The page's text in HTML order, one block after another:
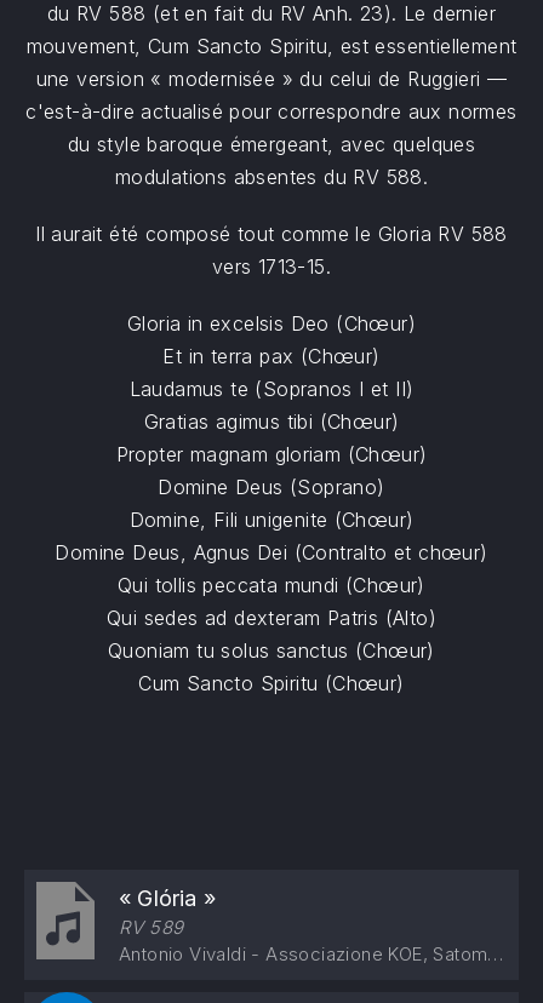
du RV 588 (et en fait du RV Anh. 23). Le dernier
mouvement, Cum Sancto Spiritu, est essentiellement
une version « modernisée » du celui de Ruggieri —
c'est-à-dire actualisé pour correspondre aux normes
du style baroque émergeant, avec quelques
modulations absentes du RV 588.
Il aurait été composé tout comme le Gloria RV 588
vers 1713-15.
Gloria in excelsis Deo (Chœur)
Et in terra pax (Chœur)
Laudamus te (Sopranos I et II)
Gratias agimus tibi (Chœur)
Propter magnam gloriam (Chœur)
Domine Deus (Soprano)
Domine, Fili unigenite (Chœur)
Domine Deus, Agnus Dei (Contralto et chœur)
Qui tollis peccata mundi (Chœur)
Qui sedes ad dexteram Patris (Alto)
Quoniam tu solus sanctus (Chœur)
Cum Sancto Spiritu (Chœur)
« Glória »
RV 589
Antonio Vivaldi - Associazione KOE, Satomi Hotta